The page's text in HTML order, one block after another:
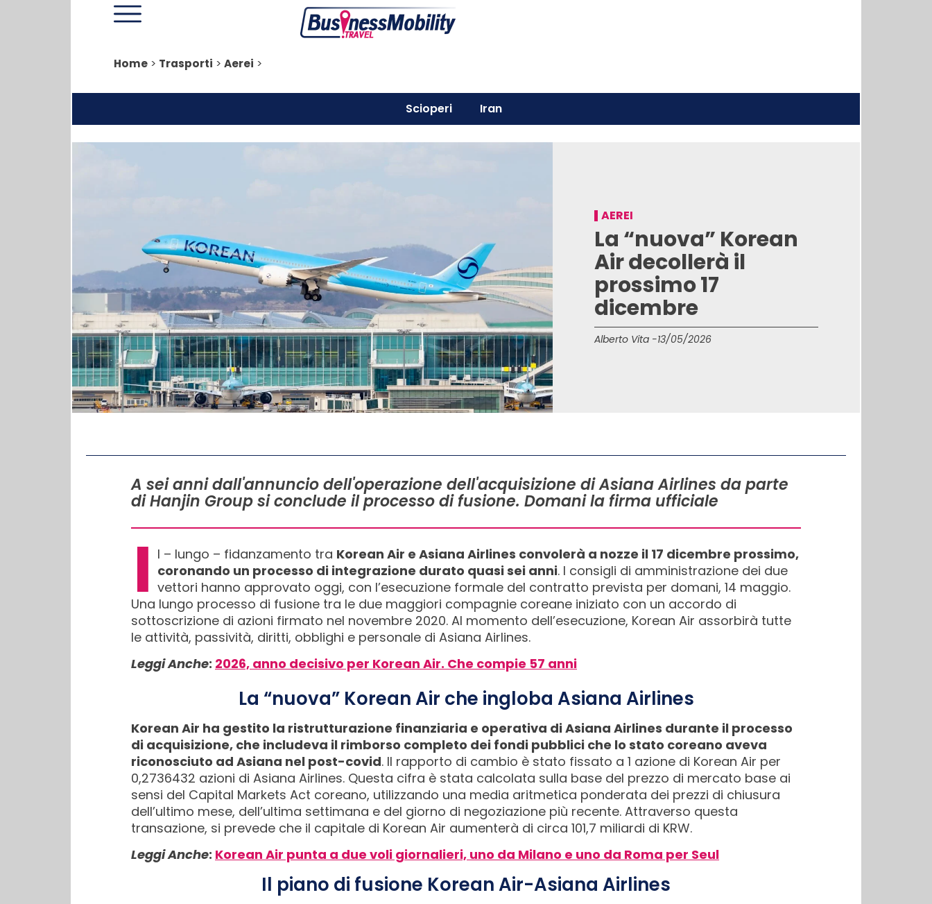
Home > Trasporti > Aerei >
Scioperi Iran
AEREI
La “nuova” Korean
Air decollerà il
prossimo 17
dicembre
Alberto Vita -13/05/2026
A sei anni dall'annuncio dell'operazione dell'acquisizione di Asiana Airlines da parte
di Hanjin Group si conclude il processo di fusione. Domani la firma ufficiale
I l – lungo – fidanzamento tra Korean Air e Asiana Airlines convolerà a nozze il 17 dicembre prossimo,
coronando un processo di integrazione durato quasi sei anni. I consigli di amministrazione dei due
vettori hanno approvato oggi, con l’esecuzione formale del contratto prevista per domani, 14 maggio.
Una lungo processo di fusione tra le due maggiori compagnie coreane iniziato con un accordo di
sottoscrizione di azioni firmato nel novembre 2020. Al momento dell’esecuzione, Korean Air assorbirà tutte
le attività, passività, diritti, obblighi e personale di Asiana Airlines.
Leggi Anche: 2026, anno decisivo per Korean Air. Che compie 57 anni
La “nuova” Korean Air che ingloba Asiana Airlines
Korean Air ha gestito la ristrutturazione finanziaria e operativa di Asiana Airlines durante il processo
di acquisizione, che includeva il rimborso completo dei fondi pubblici che lo stato coreano aveva
riconosciuto ad Asiana nel post-covid. Il rapporto di cambio è stato fissato a 1 azione di Korean Air per
0,2736432 azioni di Asiana Airlines. Questa cifra è stata calcolata sulla base del prezzo di mercato base ai
sensi del Capital Markets Act coreano, utilizzando una media aritmetica ponderata dei prezzi di chiusura
dell’ultimo mese, dell’ultima settimana e del giorno di negoziazione più recente. Attraverso questa
transazione, si prevede che il capitale di Korean Air aumenterà di circa 101,7 miliardi di KRW.
Leggi Anche: Korean Air punta a due voli giornalieri, uno da Milano e uno da Roma per Seul
Il piano di fusione Korean Air-Asiana Airlines